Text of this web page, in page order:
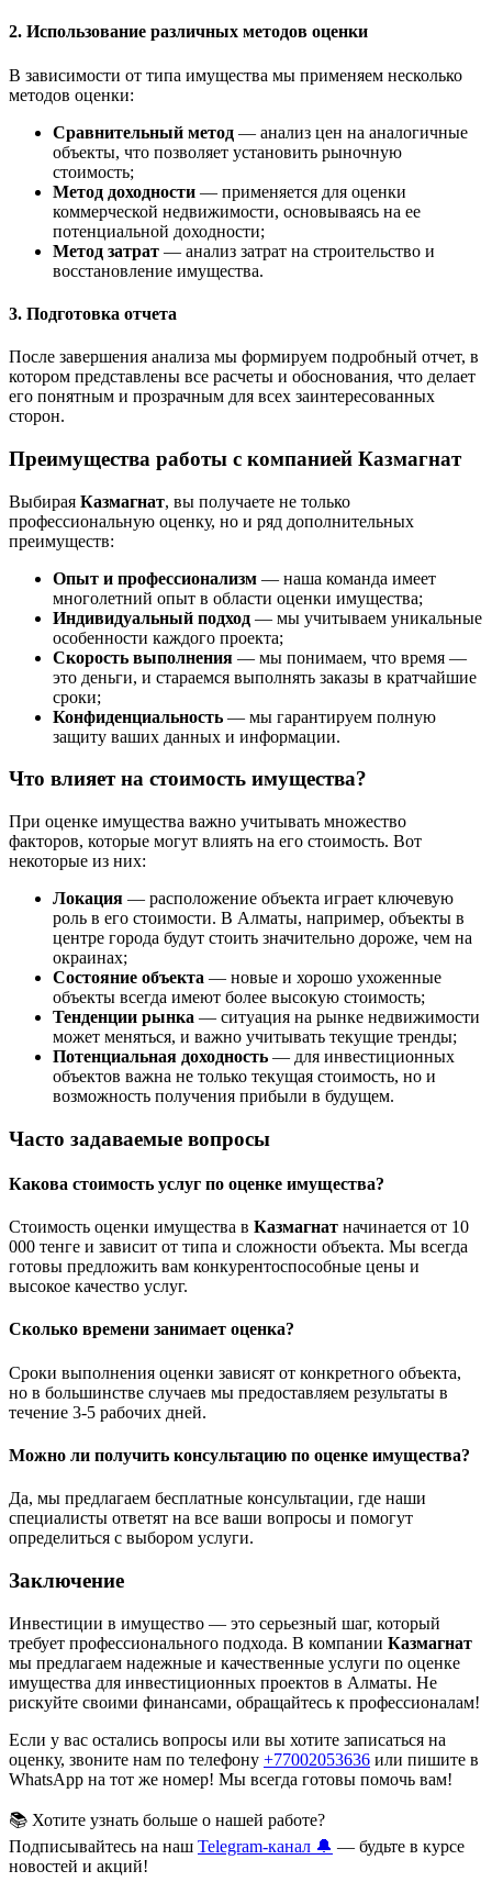
2. Использование различных методов оценки
В зависимости от типа имущества мы применяем несколько
методов оценки:
Сравнительный метод — анализ цен на аналогичные
объекты, что позволяет установить рыночную
стоимость;
Метод доходности — применяется для оценки
коммерческой недвижимости, основываясь на ее
потенциальной доходности;
Метод затрат — анализ затрат на строительство и
восстановление имущества.
3. Подготовка отчета
После завершения анализа мы формируем подробный отчет, в
котором представлены все расчеты и обоснования, что делает
его понятным и прозрачным для всех заинтересованных
сторон.
Преимущества работы с компанией Казмагнат
Выбирая Казмагнат, вы получаете не только
профессиональную оценку, но и ряд дополнительных
преимуществ:
Опыт и профессионализм — наша команда имеет
многолетний опыт в области оценки имущества;
Индивидуальный подход — мы учитываем уникальные
особенности каждого проекта;
Скорость выполнения — мы понимаем, что время —
это деньги, и стараемся выполнять заказы в кратчайшие
сроки;
Конфиденциальность — мы гарантируем полную
защиту ваших данных и информации.
Что влияет на стоимость имущества?
При оценке имущества важно учитывать множество
факторов, которые могут влиять на его стоимость. Вот
некоторые из них:
Локация — расположение объекта играет ключевую
роль в его стоимости. В Алматы, например, объекты в
центре города будут стоить значительно дороже, чем на
окраинах;
Состояние объекта — новые и хорошо ухоженные
объекты всегда имеют более высокую стоимость;
Тенденции рынка — ситуация на рынке недвижимости
может меняться, и важно учитывать текущие тренды;
Потенциальная доходность — для инвестиционных
объектов важна не только текущая стоимость, но и
возможность получения прибыли в будущем.
Часто задаваемые вопросы
Какова стоимость услуг по оценке имущества?
Стоимость оценки имущества в Казмагнат начинается от 10
000 тенге и зависит от типа и сложности объекта. Мы всегда
готовы предложить вам конкурентоспособные цены и
высокое качество услуг.
Сколько времени занимает оценка?
Сроки выполнения оценки зависят от конкретного объекта,
но в большинстве случаев мы предоставляем результаты в
течение 3-5 рабочих дней.
Можно ли получить консультацию по оценке имущества?
Да, мы предлагаем бесплатные консультации, где наши
специалисты ответят на все ваши вопросы и помогут
определиться с выбором услуги.
Заключение
Инвестиции в имущество — это серьезный шаг, который
требует профессионального подхода. В компании Казмагнат
мы предлагаем надежные и качественные услуги по оценке
имущества для инвестиционных проектов в Алматы. Не
рискуйте своими финансами, обращайтесь к профессионалам!
Если у вас остались вопросы или вы хотите записаться на
оценку, звоните нам по телефону +77002053636 или пишите в
WhatsApp на тот же номер! Мы всегда готовы помочь вам!
📚 Хотите узнать больше о нашей работе?
Подписывайтесь на наш Telegram-канал 🔔 — будьте в курсе
новостей и акций!